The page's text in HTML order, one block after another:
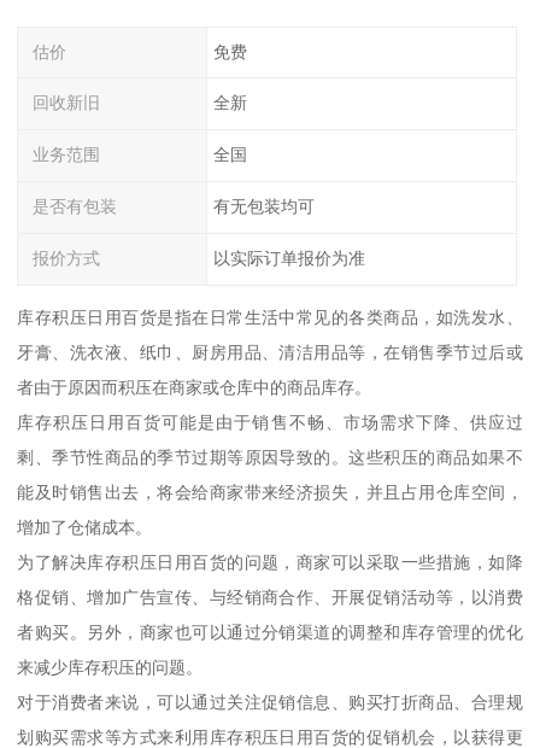
估价 免费
回收新旧 全新
业务范围 全国
是否有包装 有无包装均可
报价方式 以实际订单报价为准
库存积压日用百货是指在日常生活中常见的各类商品，如洗发水、
牙膏、洗衣液、纸巾、厨房用品、清洁用品等，在销售季节过后或
者由于原因而积压在商家或仓库中的商品库存。
库存积压日用百货可能是由于销售不畅、市场需求下降、供应过
剩、季节性商品的季节过期等原因导致的。这些积压的商品如果不
能及时销售出去，将会给商家带来经济损失，并且占用仓库空间，
增加了仓储成本。
为了解决库存积压日用百货的问题，商家可以采取一些措施，如降
格促销、增加广告宣传、与经销商合作、开展促销活动等，以消费
者购买。另外，商家也可以通过分销渠道的调整和库存管理的优化
来减少库存积压的问题。
对于消费者来说，可以通过关注促销信息、购买打折商品、合理规
划购买需求等方式来利用库存积压日用百货的促销机会，以获得更